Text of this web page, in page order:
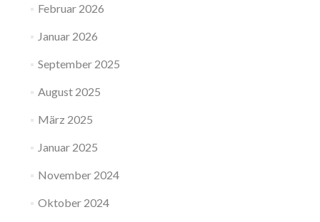
Februar 2026
Januar 2026
September 2025
August 2025
März 2025
Januar 2025
November 2024
Oktober 2024